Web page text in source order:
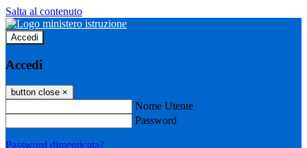
Salta al contenuto
Accedi
Accedi
button close ×
Nome Utente
Password
Password dimenticata?